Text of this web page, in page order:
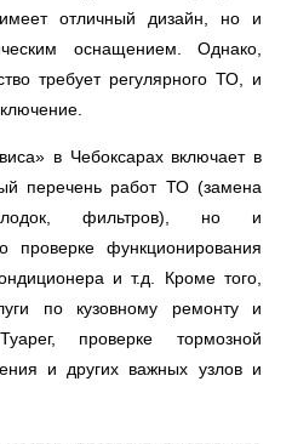
отличный дизайн, но и
оснащением. Однако,
требует регулярного ТО, и
в Чебоксарах включает в
перечень работ ТО (замена
фильтров), но и
проверке функционирования
и т.д. Кроме того,
по кузовному ремонту и
проверке тормозной
и других важных узлов и